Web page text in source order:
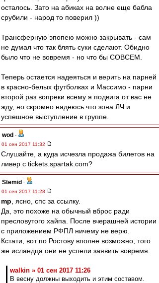
осталось. Зато на абиках на волне еще бабла
срубили - народ то поверил ))
Трансферную эпопею можно закрывать - сам
не думал что так блять суки сделают. Обидно
было что не вовремя - но что бы СОВСЕМ.
Теперь остается надеяться и верить на парней
в красно-белых футболках и Массимо - парни
второй раз вопреки всему я подвига от вас не
жду, но скромно надеюсь что зона ЛЧ и
успешное выступление в группе.
wod -
01 сен 2017 11:32
Слушайте, а куда исчезла продажа билетов на
ливер с tickets.spartak.com?
Stemid -
01 сен 2017 11:28
mp , ясно, спс за ссылку.
Да, это похоже на обычный вброс ради
пресловутого хайпа. После вчерашней истории
с приложением РФПЛ ничему не верю.
Кстати, вот по Ростову вполне возможно, того
же исландца они не успели заявить вовремя.
walkin » 01 сен 2017 11:26
В весну должны выходить и этим составом.